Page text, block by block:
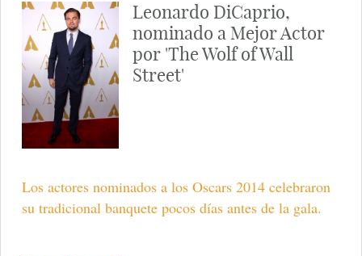
Leonardo DiCaprio,
nominado a Mejor Actor
por 'The Wolf of Wall
Street'
Los actores nominados a los Oscars 2014 celebraron
su tradicional banquete pocos días antes de la gala.